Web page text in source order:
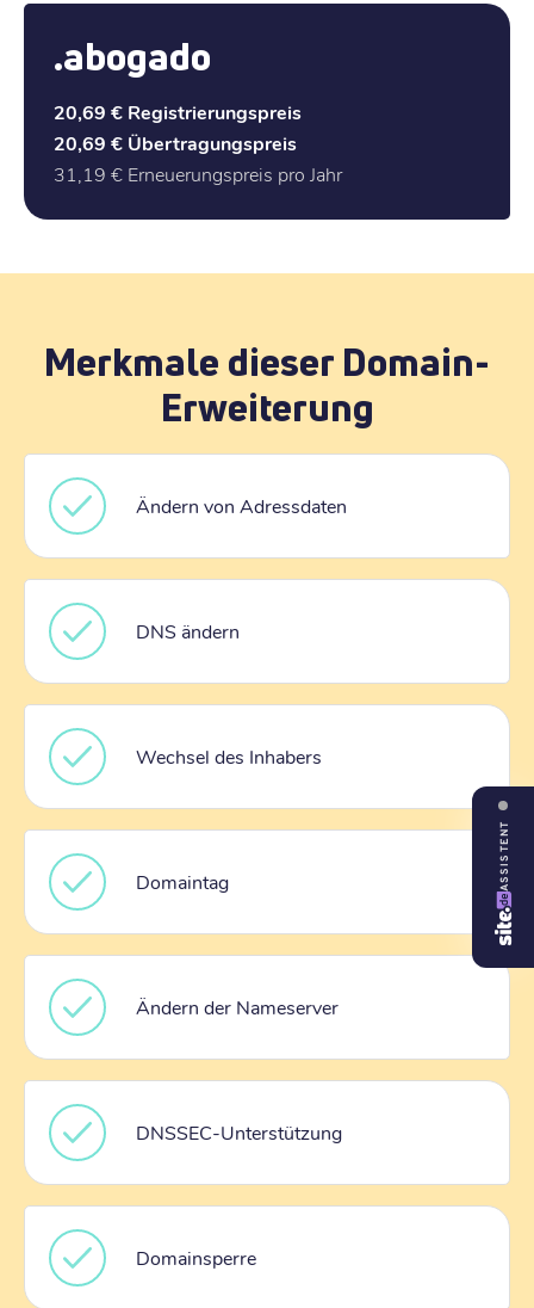
.abogado
20,69 € Registrierungspreis
20,69 € Übertragungspreis
31,19 € Erneuerungspreis pro Jahr
Merkmale dieser Domain-
Erweiterung
Ändern von Adressdaten
DNS ändern
Wechsel des Inhabers
Domaintag
Ändern der Nameserver
DNSSEC-Unterstützung
Domainsperre
ASSISTENT